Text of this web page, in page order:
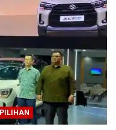
PILIHAN